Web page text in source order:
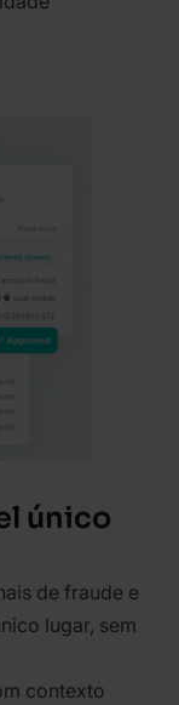
único
de fraude e
lugar, sem
contexto